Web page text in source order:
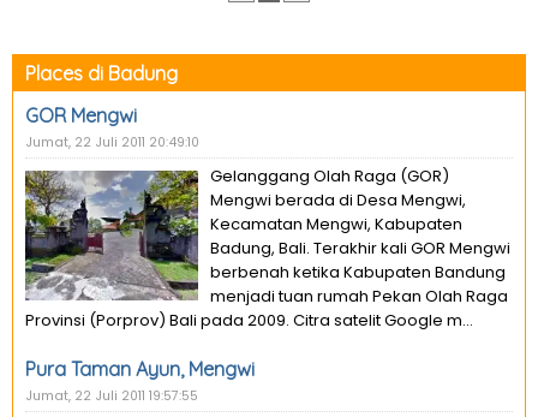
Places di Badung
GOR Mengwi
Jumat, 22 Juli 2011 20:49:10
Gelanggang Olah Raga (GOR)
Mengwi berada di Desa Mengwi,
Kecamatan Mengwi, Kabupaten
Badung, Bali. Terakhir kali GOR Mengwi
berbenah ketika Kabupaten Bandung
menjadi tuan rumah Pekan Olah Raga
Provinsi (Porprov) Bali pada 2009. Citra satelit Google m...
Pura Taman Ayun, Mengwi
Jumat, 22 Juli 2011 19:57:55